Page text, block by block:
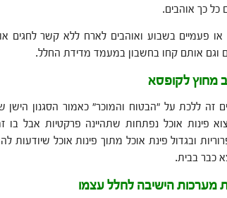
כל כך אוהבים.
פעמיים בשבוע ואוהבים לארח ללא קשר לחגים
וגם אותם קחו בחשבון במעמד מדידת החלל.
ללכת על "הבטוח והמוכר" כאמור הסגנון הישן
פינות אוכל נפתחות שתהיינה פרקטיות אבל בו
ובגדול פינת אוכל מתוך פינות אוכל שיודעות
כבר בבית.